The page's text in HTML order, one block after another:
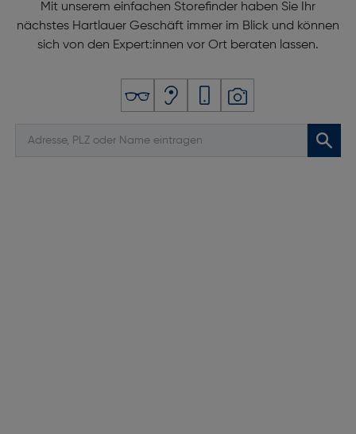
Mit unserem einfachen Storefinder haben Sie Ihr
nächstes Hartlauer Geschäft immer im Blick und können
sich von den Expert:innen vor Ort beraten lassen.